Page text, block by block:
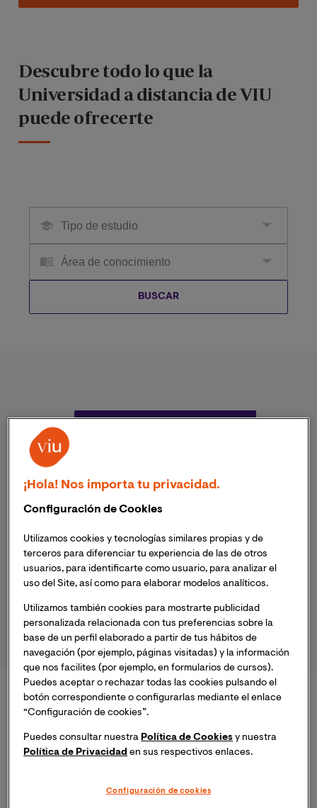
Descubre todo lo que la
Universidad a distancia de VIU
puede ofrecerte
Maestrías Virtuales
Ver todos los programas
¡Hola! Nos importa tu privacidad.
Configuración de Cookies
Utilizamos cookies y tecnologías similares propias y de
terceros para diferenciar tu experiencia de las de otros
usuarios, para identificarte como usuario, para analizar el
uso del Site, así como para elaborar modelos analíticos.
Utilizamos también cookies para mostrarte publicidad
personalizada relacionada con tus preferencias sobre la
base de un perfil elaborado a partir de tus hábitos de
navegación (por ejemplo, páginas visitadas) y la información
que nos facilites (por ejemplo, en formularios de cursos).
Puedes aceptar o rechazar todas las cookies pulsando el
botón correspondiente o configurarlas mediante el enlace
“Configuración de cookies”.
Puedes consultar nuestra Política de Cookies y nuestra
Política de Privacidad en sus respectivos enlaces.
Configuración de cookies